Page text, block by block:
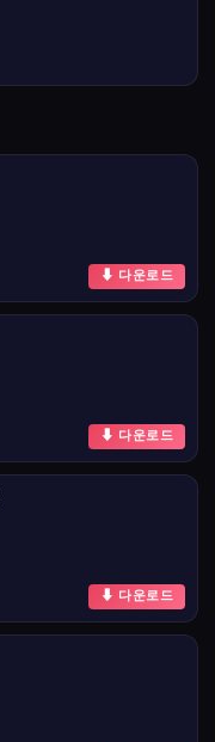
⬇ 다운로드
⬇ 다운로드
⬇ 다운로드